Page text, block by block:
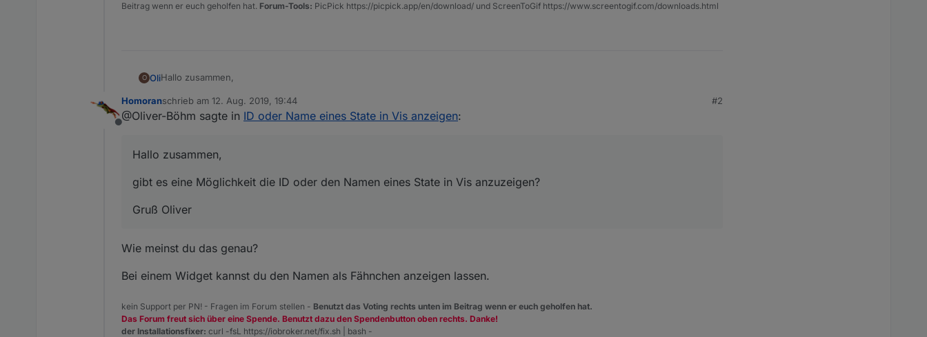
Beitrag wenn er euch geholfen hat. Forum-Tools: PicPick https://picpick.app/en/download/ und ScreenToGif https://www.screentogif.com/downloads.html
O OliHallo zusammen,
gibt es eine Möglichkeit die ID oder den Namen eines State in Vis anzuzeigen?
Offline
Homoranschrieb am 12. Aug. 2019, 19:44
zuletzt editiert von
#2
@Oliver-Böhm sagte in ID oder Name eines State in Vis anzeigen:
Hallo zusammen,
gibt es eine Möglichkeit die ID oder den Namen eines State in Vis anzuzeigen?
Gruß Oliver
Wie meinst du das genau?
Bei einem Widget kannst du den Namen als Fähnchen anzeigen lassen.
kein Support per PN! - Fragen im Forum stellen - Benutzt das Voting rechts unten im Beitrag wenn er euch geholfen hat.
Das Forum freut sich über eine Spende. Benutzt dazu den Spendenbutton oben rechts. Danke!
der Installationsfixer: curl -fsL https://iobroker.net/fix.sh | bash -